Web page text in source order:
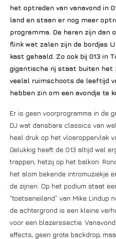
het optreden van vanavond in
land en staan er nog meer
programma. De heren zijn dan
flink wat zalen zijn de bordjes
kast gehaald. Zo ook bij 013 in
gigantische rij staat buiten het
veelal ruimschoots de leeftijd
hebben zin om een avondje te
Er is geen voorprogramma in de
DJ wat dansbare classics van
heel druk op het vloeroppervlak
Gelukkig heeft de 013 altijd wel
trappen, hetzij op het balkon.
het alom bekende intromuziekje
de zijnen. Op het podium staat
“toetseneiland” van Mike Lindup
de achtergrond is een kleine
voor een blazerssectie.
effects, geen grote backdrop,